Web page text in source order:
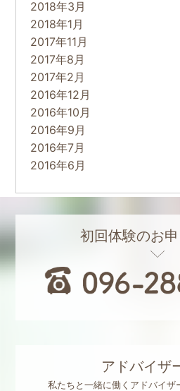
2018年3月
2018年1月
2017年11月
2017年8月
2017年2月
2016年12月
2016年10月
2016年9月
2016年7月
2016年6月
初回体験のお
アドバイザ
私たちと一緒に働くアドバイザ